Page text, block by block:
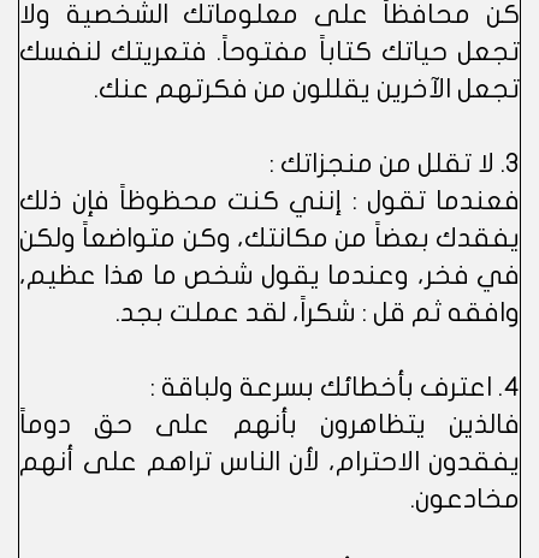
كن محافظاً على معلوماتك الشخصية ولا
تجعل حياتك كتاباً مفتوحاً. فتعريتك لنفسك
تجعل الآخرين يقللون من فكرتهم عنك.
3. لا تقلل من منجزاتك :
فعندما تقول : إنني كنت محظوظاً فإن ذلك
يفقدك بعضاً من مكانتك، وكن متواضعاً ولكن
في فخر، وعندما يقول شخص ما هذا عظيم،
وافقه ثم قل : شكراً، لقد عملت بجد.
4. اعترف بأخطائك بسرعة ولباقة :
فالذين يتظاهرون بأنهم على حق دوماً
يفقدون الاحترام، لأن الناس تراهم على أنهم
مخادعون.